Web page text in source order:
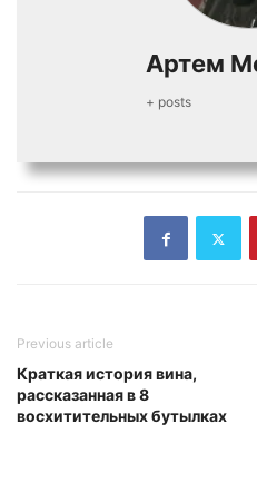
Артем
+ posts
Previous article
Краткая история вина,
рассказанная в 8
восхитительных бутылках